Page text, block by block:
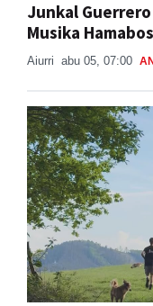
Junkal
Musika
Aiurri abu 05, 07:00